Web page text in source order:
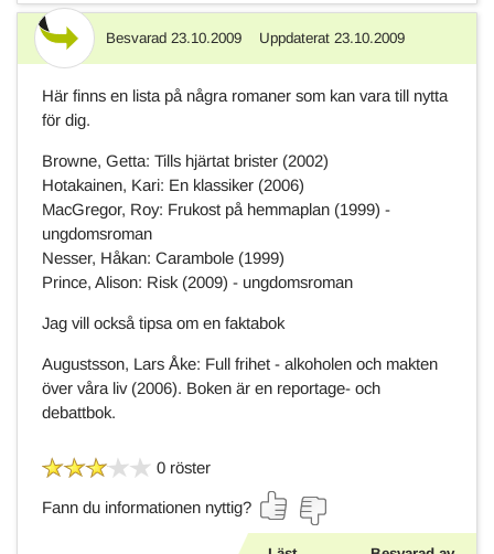
Svar Besvarad 23.10.2009 Uppdaterat 23.10.2009
Här finns en lista på några romaner som kan vara till nytta
för dig.
Browne, Getta: Tills hjärtat brister (2002)
Hotakainen, Kari: En klassiker (2006)
MacGregor, Roy: Frukost på hemmaplan (1999) -
ungdomsroman
Nesser, Håkan: Carambole (1999)
Prince, Alison: Risk (2009) - ungdomsroman
Jag vill också tipsa om en faktabok
Augustsson, Lars Åke: Full frihet - alkoholen och makten
över våra liv (2006). Boken är en reportage- och
debattbok.
0 röster
Fann du informationen nyttig?